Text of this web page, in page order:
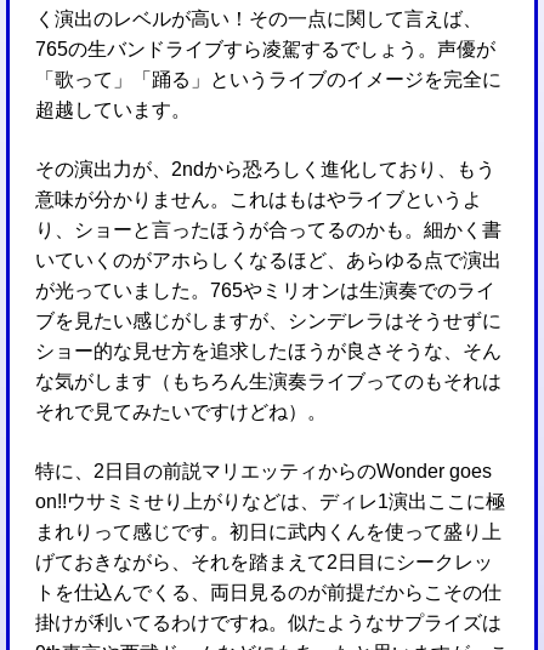
く演出のレベルが高い！その一点に関して言えば、
765の生バンドライブすら凌駕するでしょう。声優が
「歌って」「踊る」というライブのイメージを完全に
超越しています。
その演出力が、2ndから恐ろしく進化しており、もう
意味が分かりません。これはもはやライブというよ
り、ショーと言ったほうが合ってるのかも。細かく書
いていくのがアホらしくなるほど、あらゆる点で演出
が光っていました。765やミリオンは生演奏でのライ
ブを見たい感じがしますが、シンデレラはそうせずに
ショー的な見せ方を追求したほうが良さそうな、そん
な気がします（もちろん生演奏ライブってのもそれは
それで見てみたいですけどね）。
特に、2日目の前説マリエッティからのWonder goes
on!!ウサミミせり上がりなどは、ディレ1演出ここに極
まれりって感じです。初日に武内くんを使って盛り上
げておきながら、それを踏まえて2日目にシークレッ
トを仕込んでくる、両日見るのが前提だからこその仕
掛けが利いてるわけですね。似たようなサプライズは